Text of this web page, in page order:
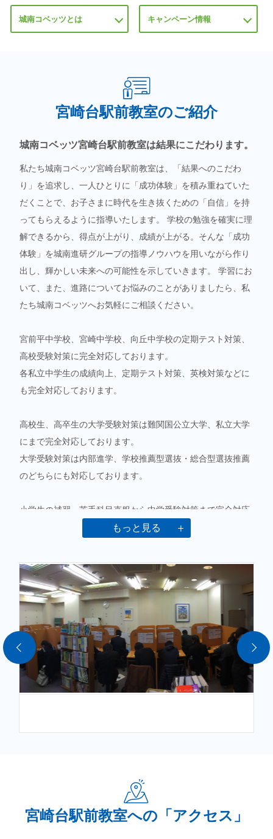
城南コベッツとは キャンペーン情報
宮崎台駅前教室のご紹介
城南コベッツ宮崎台駅前教室は結果にこだわります。
私たち城南コベッツ宮崎台駅前教室は、「結果へのこだわ
り」を追求し、一人ひとりに「成功体験」を積み重ねていた
だくことで、お子さまに時代を生き抜くための「自信」を持
ってもらえるように指導いたします。 学校の勉強を確実に理
解できるから、得点が上がり、成績が上がる。そんな「成功
体験」を城南進研グループの指導ノウハウを用いながら作り
出し、輝かしい未来への可能性を示していきます。 学習にお
いて、また、進路についてお悩みのことがありましたら、私
たち城南コベッツへお気軽にご相談ください。
宮前平中学校、宮崎中学校、向丘中学校の定期テスト対策、
高校受験対策に完全対応しております。
各私立中学生の成績向上、定期テスト対策、英検対策などに
も完全対応しております。
高校生、高卒生の大学受験対策は難関国公立大学、私立大学
にまで完全対応しております。
大学受験対策は内部進学、学校推薦型選抜・総合型選抜推薦
のどちらにも対応しております。
小学生の補習、苦手科目克服から中学受験対策まで完全対応
お子様一人ずつの状況をお聞きして最善な学習をお勧めいた
します。ぜひ一度ご相談ください。
＜感染症対策につきまして＞
生徒の皆様に安心してご通塾いただけるよう、感染症拡大防止対
応を徹底した上で、対面を含めた指導を行っております。オンラ
インによる個別指導にも対応しています。
現在は教室内はマスクの着用、入室時には手指のアルコール消毒
お子様はお申し出ください。）
ご不便をおかけいたしますがご協力をお願い致します。
もっと見る
宮崎台駅前教室への「アクセス」